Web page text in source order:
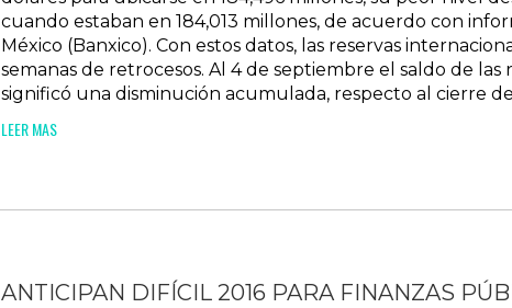
cuando estaban en 184,013 millones, de acuerdo con
México (Banxico). Con estos datos, las reservas
semanas de retrocesos. Al 4 de septiembre el saldo de las
significó una disminución acumulada, respecto al cierre de
LEER MAS
ANTICIPAN DIFÍCIL 2016 PARA FINANZAS